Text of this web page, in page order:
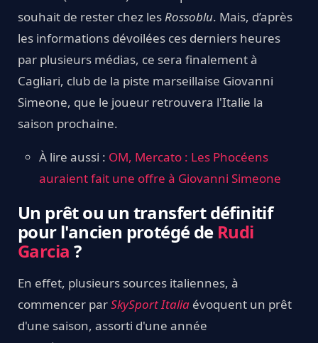
souhait de rester chez lesRossoblu. Mais, d’après
les informations dévoilées ces derniers heures
par plusieurs médias, ce sera finalement à
Cagliari, club de la piste marseillaise Giovanni
Simeone, que le joueur retrouvera l'Italie la
saison prochaine.
À lire aussi : OM, Mercato : Les Phocéens
auraient fait une offre à Giovanni Simeone
Un prêt ou un transfert définitif
pour l'ancien protégé de Rudi
Garcia ?
En effet, plusieurs sources italiennes, à
commencer parSkySport Italia évoquent un prêt
d'une saison, assorti d'une année